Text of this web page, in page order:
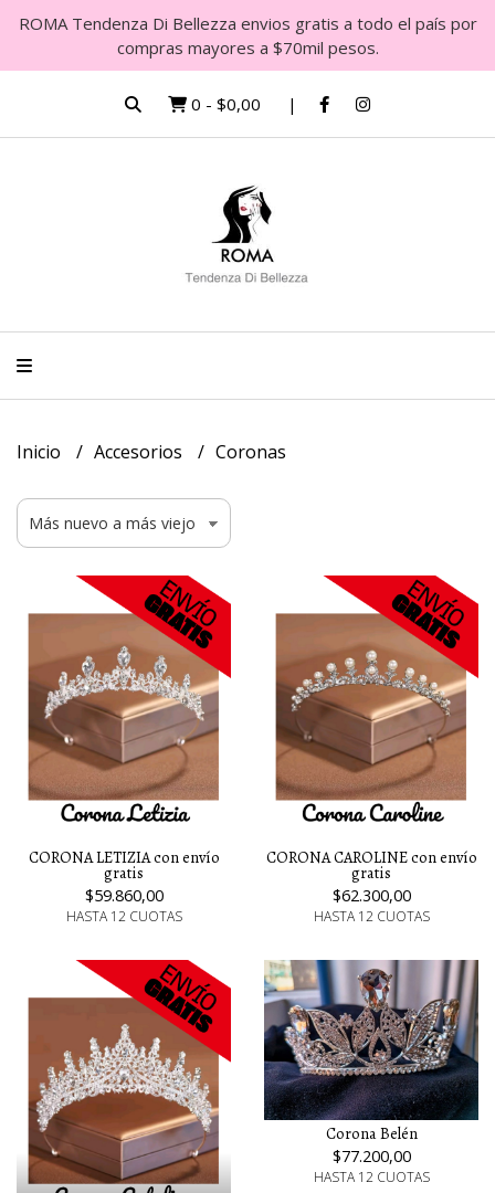
ROMA Tendenza Di Bellezza envios gratis a todo el país por
compras mayores a $70mil pesos.
0 - $0,00
Inicio Accesorios Coronas
CORONA LETIZIA con envío
gratis
$59.860,00
HASTA 12 CUOTAS
CORONA CAROLINE con envío
gratis
$62.300,00
HASTA 12 CUOTAS
Corona Belén
$77.200,00
HASTA 12 CUOTAS